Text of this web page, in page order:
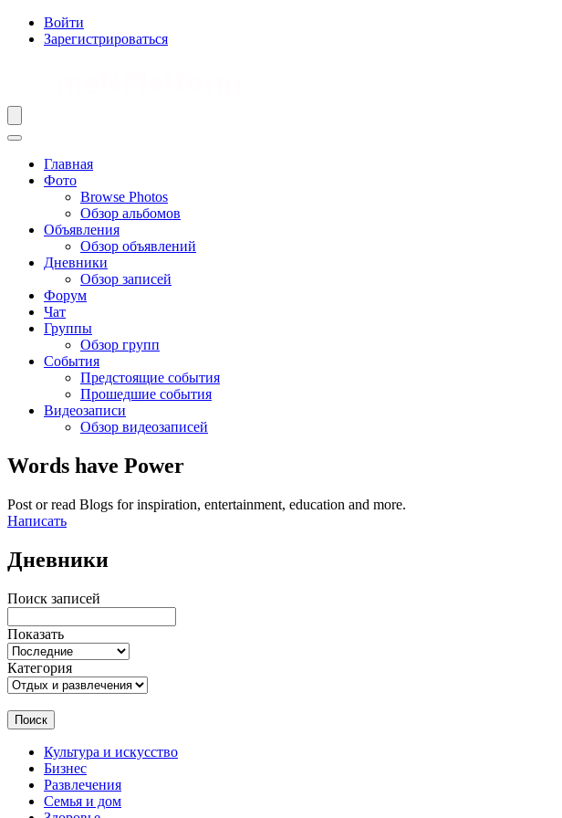
Войти
Зарегистрироваться
Главная
Фото
Browse Photos
Обзор альбомов
Объявления
Обзор объявлений
Дневники
Обзор записей
Форум
Чат
Группы
Обзор групп
События
Предстоящие события
Прошедшие события
Видеозаписи
Обзор видеозаписей
Words have Power
Post or read Blogs for inspiration, entertainment, education and more.
Написать
Дневники
Поиск записей
Показать
Категория
Поиск
Культура и искусство
Бизнес
Развлечения
Семья и дом